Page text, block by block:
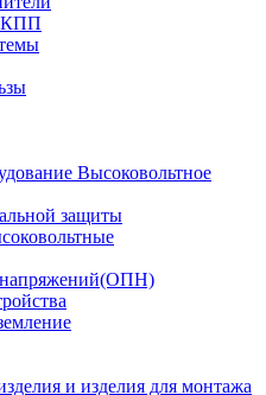
КПП
Высоковольтное
защиты